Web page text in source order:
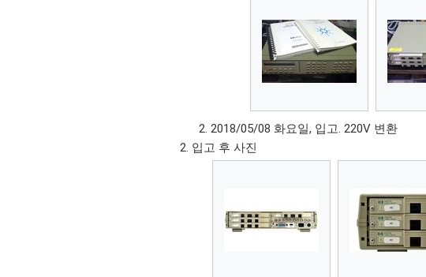
2018/05/08 화요일, 입고. 220V 변환
입고 후 사진